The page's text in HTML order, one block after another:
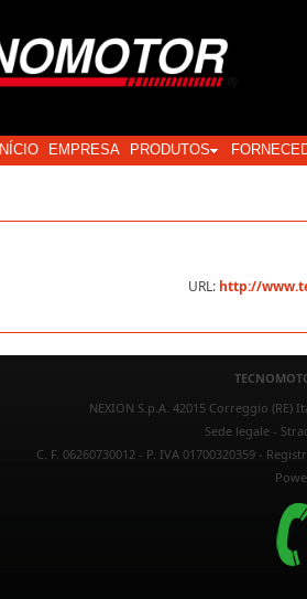
INÍCIO EMPRESA PRODUTOS
URL: http://
NEXION S.p.A. 42015 Correggio (RE)
Sede legale -
C. F. 06260730012 - P. IVA 01700320359 -